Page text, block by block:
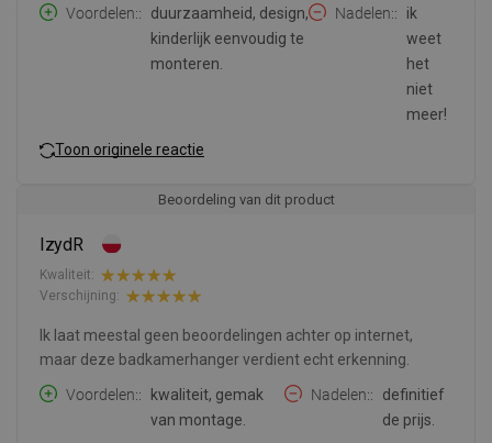
Voordelen:
duurzaamheid, design,
kinderlijk eenvoudig te
monteren.
Nadelen:
ik
weet
het
niet
meer!
Toon originele reactie
Beoordeling van dit product
IzydR
Kwaliteit:
Verschijning:
Ik laat meestal geen beoordelingen achter op internet,
maar deze badkamerhanger verdient echt erkenning.
Voordelen:
kwaliteit, gemak
van montage.
Nadelen:
definitief
de prijs.